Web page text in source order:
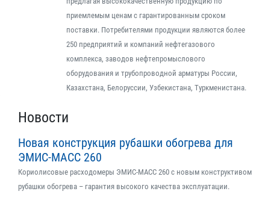
приемлемым ценам с гарантированным сроком
поставки. Потребителями продукции являются более
250 предприятий и компаний нефтегазового
комплекса, заводов нефтепромыслового
оборудования и трубопроводной арматуры России,
Казахстана, Белоруссии, Узбекистана, Туркменистана.
Новости
Новая конструкция рубашки обогрева для
ЭМИС-МАСС 260
Кориолисовые расходомеры ЭМИС-МАСС 260 с новым конструктивом
рубашки обогрева – гарантия высокого качества эксплуатации.